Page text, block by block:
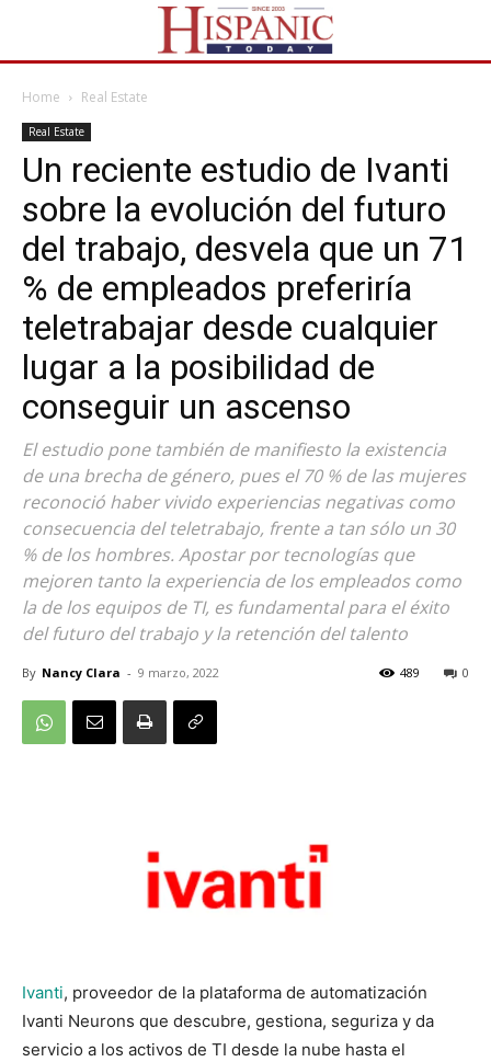
Home Real Estate
Real Estate
Un reciente estudio de Ivanti
sobre la evolución del futuro
del trabajo, desvela que un 71
% de empleados preferiría
teletrabajar desde cualquier
lugar a la posibilidad de
conseguir un ascenso
El estudio pone también de manifiesto la existencia
de una brecha de género, pues el 70 % de las mujeres
reconoció haber vivido experiencias negativas como
consecuencia del teletrabajo, frente a tan sólo un 30
% de los hombres. Apostar por tecnologías que
mejoren tanto la experiencia de los empleados como
la de los equipos de TI, es fundamental para el éxito
del futuro del trabajo y la retención del talento
By Nancy Clara - 9 marzo, 2022 0
489
Ivanti, proveedor de la plataforma de automatización
Ivanti Neurons que descubre, gestiona, seguriza y da
servicio a los activos de TI desde la nube hasta el